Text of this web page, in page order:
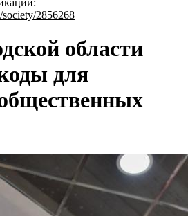
society/2856268
области
для